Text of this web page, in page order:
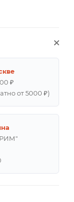
₽
от 5000 ₽)